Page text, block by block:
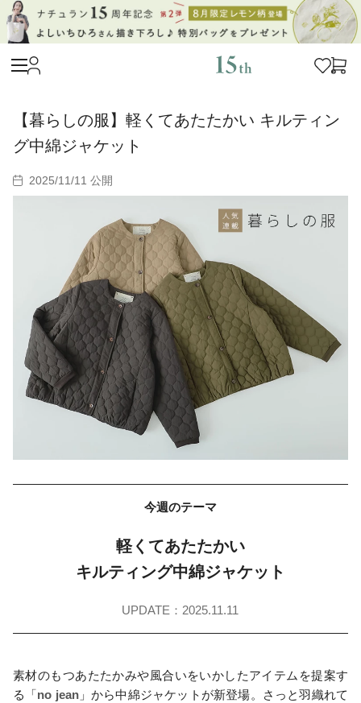
【暮らしの服】軽くてあたたかい キルティン
グ中綿ジャケット
2025/11/11 公開
今週のテーマ
軽くてあたたかい
キルティング中綿ジャケット
UPDATE：2025.11.11
素材のもつあたたかみや風合いをいかしたアイテムを提案す
る「 no jean」から中綿ジャケットが新登場。さっと羽織れて